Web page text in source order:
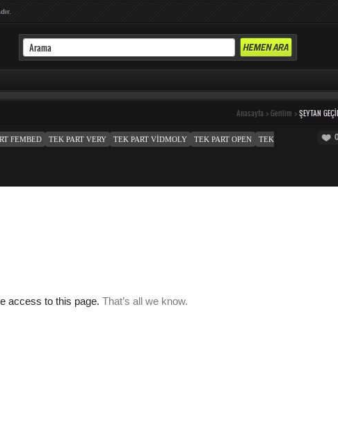
Anasayfa > Gerilim > ŞEYTAN
FEMBED TEK PART VERY TEK PART VIDMOLY TEK PART OPEN TEK